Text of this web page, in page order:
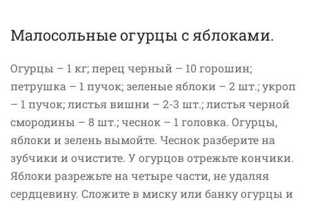
Малосольные огурцы с яблоками.
Огурцы – 1 кг; перец черный – 10 горошин;
петрушка – 1 пучок; зеленые яблоки – 2 шт.; укроп
– 1 пучок; листья вишни – 2-3 шт.; листья черной
смородины – 8 шт.; чеснок – 1 головка. Огурцы,
яблоки и зелень вымойте. Чеснок разберите на
зубчики и очистите. У огурцов отрежьте кончики.
Яблоки разрежьте на четыре части, не удаляя
сердцевину. Сложите в миску или банку огурцы и